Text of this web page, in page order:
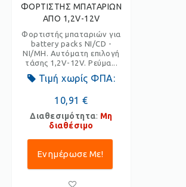
ΦΟΡΤΙΣΤΗΣ ΜΠΑΤΑΡΙΩΝ
ΑΠΟ 1,2V-12V
Φορτιστής μπαταριών για
battery packs NI/CD -
NI/MH. Aυτόματη επιλογή
τάσης 1,2V-12V. Ρεύμα...
Τιμή χωρίς ΦΠΑ:
10,91 €
Διαθεσιμότητα: Μη
διαθέσιμο
Ενημέρωσε Με!